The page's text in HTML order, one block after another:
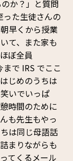
か？」と質問
った生徒さんの
早くから授業
て、また家も
ぼ全員
で IRS でここ
じめのうちは
いでいっぱ
時間のために
も先生もやっ
は同じ母語話
まりながらも
てくるメール